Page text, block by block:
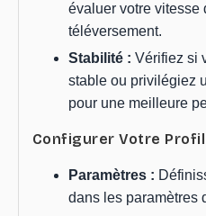
évaluer votre vitesse
téléversement.
Stabilité : Vérifiez si
stable ou privilégiez
pour une meilleure
Configurer Votre
Paramètres :
dans les paramètres